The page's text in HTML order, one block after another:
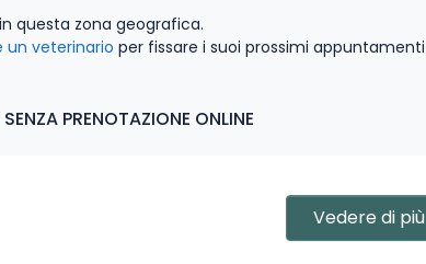
questa zona geografica.
un veterinario per fissare i suoi prossimi
PRENOTAZIONE ONLINE
Vedere di più